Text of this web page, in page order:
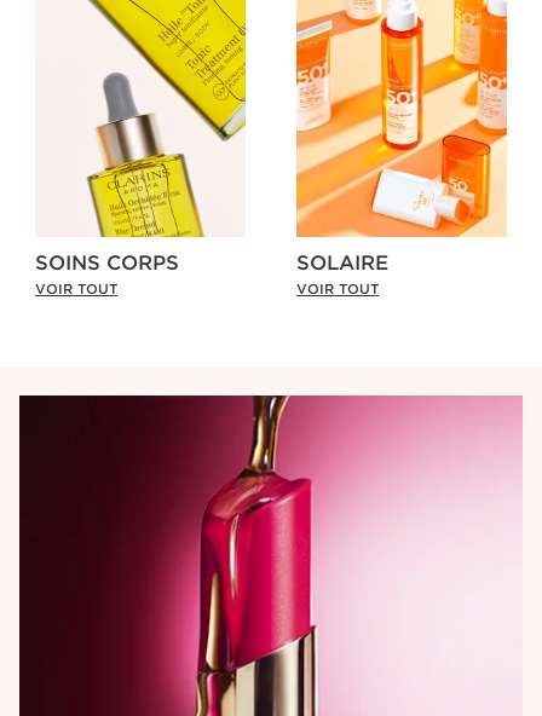
SOINS CORPS
VOIR TOUT
SOLAIRE
VOIR TOUT